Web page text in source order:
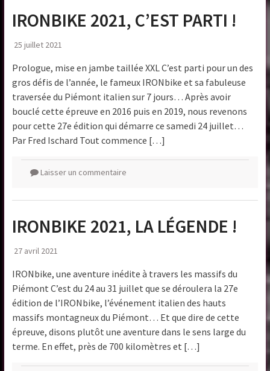
IRONBIKE 2021, C’EST PARTI !
25 juillet 2021
Prologue, mise en jambe taillée XXL C’est parti pour un des
gros défis de l’année, le fameux IRONbike et sa fabuleuse
traversée du Piémont italien sur 7 jours… Après avoir
bouclé cette épreuve en 2016 puis en 2019, nous revenons
pour cette 27e édition qui démarre ce samedi 24 juillet…
Par Fred Ischard Tout commence […]
Laisser un commentaire
IRONBIKE 2021, LA LÉGENDE !
27 avril 2021
IRONbike, une aventure inédite à travers les massifs du
Piémont C’est du 24 au 31 juillet que se déroulera la 27e
édition de l’IRONbike, l’événement italien des hauts
massifs montagneux du Piémont… Et que dire de cette
épreuve, disons plutôt une aventure dans le sens large du
terme. En effet, près de 700 kilomètres et […]